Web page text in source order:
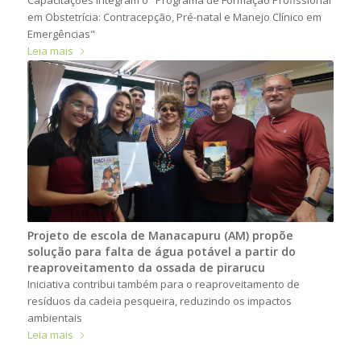
em Obstetrícia: Contracepção, Pré-natal e Manejo Clínico em
Emergências"
Leia mais
Projeto de escola de Manacapuru (AM) propõe
solução para falta de água potável a partir do
reaproveitamento da ossada de pirarucu
Iniciativa contribui também para o reaproveitamento de
resíduos da cadeia pesqueira, reduzindo os impactos
ambientais
Leia mais